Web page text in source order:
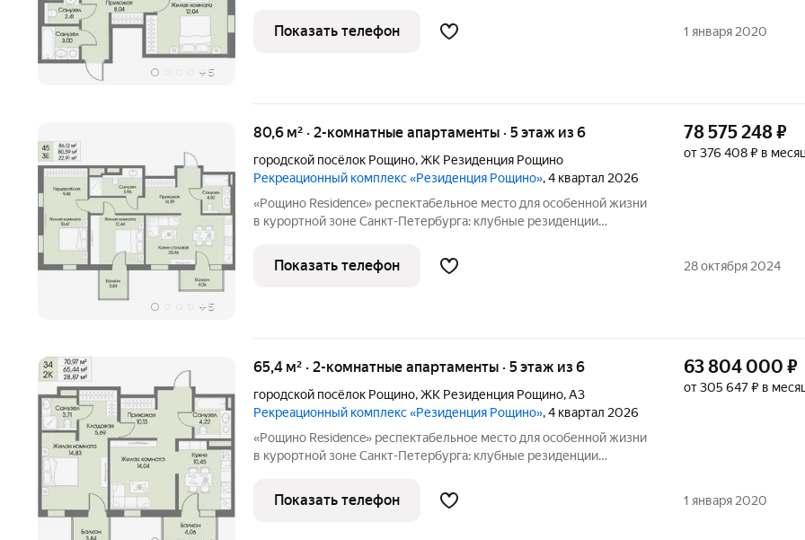
+ 5
уровнем безопасности и масштабной инфраструктурой.
Приватная территория
Показать телефон 1 января 2020
+ 5
80,6 м² · 2-комнатные апартаменты · 5 этаж из 6
городской посёлок Рощино,ЖК Резиденция Рощино
Рекреационный комплекс «Резиденция Рощино», 4 квартал 2026
«Рощино Residence» респектабельное место для особенной жизни
в курортной зоне Санкт-Петербурга: клубные резиденции
уровнем безопасности и масштабной инфраструктурой.
Приватная территория
78 575 248₽
от 376 408 ₽ в
Показать телефон 28 октября 2024
65,4 м² · 2-комнатные апартаменты · 5 этаж из 6
городской посёлок Рощино,ЖК Резиденция Рощино,А3
Рекреационный комплекс «Резиденция Рощино», 4 квартал 2026
«Рощино Residence» респектабельное место для особенной жизни
в курортной зоне Санкт-Петербурга: клубные резиденции
уровнем безопасности и масштабной инфраструктурой.
Приватная территория
63 804 000 ₽
от 305 647 ₽ в
Показать телефон 1 января 2020